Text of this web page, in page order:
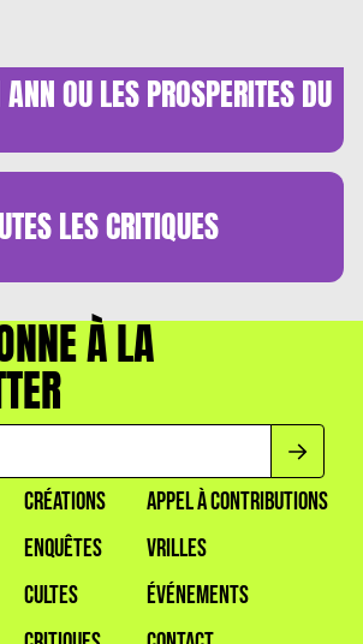
OU LES PROSPERITES DU
LESCRITIQUES
À LA
CRÉATIONS
ENQUÊTES
CULTES
APPEL À CONTRIBUTIONS
VRILLES
ÉVÉNEMENTS